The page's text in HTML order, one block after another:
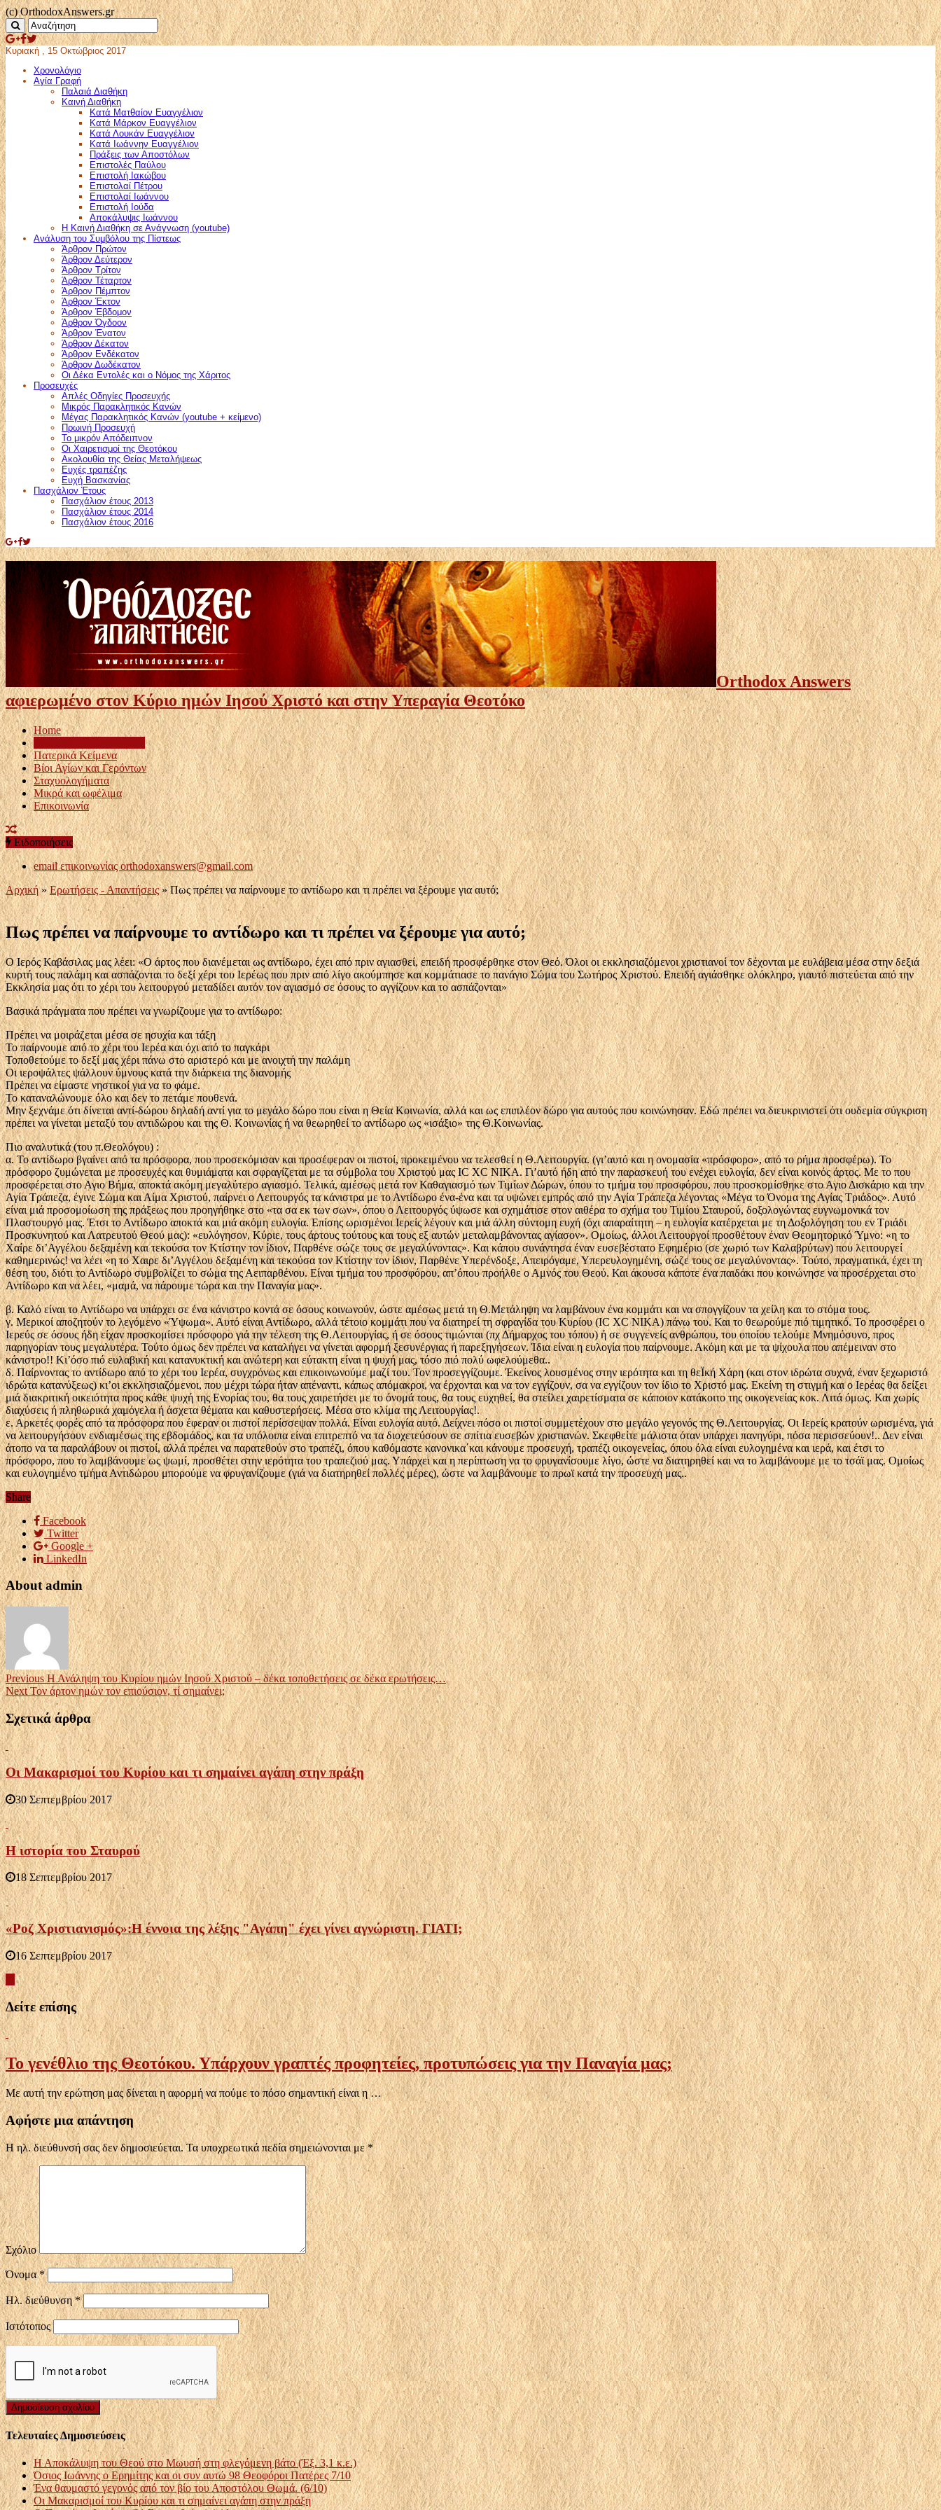
(c) OrthodoxAnswers.gr
Κυριακή , 15 Οκτώβριος 2017
Χρονολόγιο
Αγία Γραφή
Παλαιά Διαθήκη
Καινή Διαθήκη
Κατά Ματθαίον Ευαγγέλιον
Κατά Μάρκον Ευαγγέλιον
Κατά Λουκάν Ευαγγέλιον
Κατά Ιωάννην Ευαγγέλιον
Πράξεις των Αποστόλων
Επιστολές Παύλου
Επιστολή Ιακώβου
Επιστολαί Πέτρου
Επιστολαί Ιωάννου
Επιστολή Ιούδα
Αποκάλυψις Ιωάννου
Η Καινή Διαθήκη σε Ανάγνωση (youtube)
Ανάλυση του Συμβόλου της Πίστεως
Άρθρον Πρώτον
Άρθρον Δεύτερον
Άρθρον Τρίτον
Άρθρον Τέταρτον
Άρθρον Πέμπτον
Άρθρον Έκτον
Άρθρον Έβδομον
Άρθρον Όγδοον
Άρθρον Ένατον
Άρθρον Δέκατον
Άρθρον Ενδέκατον
Άρθρον Δωδέκατον
Οι Δέκα Εντολές και ο Νόμος της Χάριτος
Προσευχές
Απλές Οδηγίες Προσευχής
Μικρός Παρακλητικός Κανών
Μέγας Παρακλητικός Κανών (youtube + κείμενο)
Πρωινή Προσευχή
Το μικρόν Απόδειπνον
Οι Χαιρετισμοί της Θεοτόκου
Ακολουθία της Θείας Μεταλήψεως
Ευχές τραπέζης
Ευχή Βασκανίας
Πασχάλιον Έτους
Πασχάλιον έτους 2013
Πασχάλιον έτους 2014
Πασχάλιον έτους 2016
Orthodox Answers
αφιερωμένο στον Κύριο ημών Ιησού Χριστό και στην Υπεραγία Θεοτόκο
Home
Πατερικά Κείμενα
Βίοι Αγίων και Γερόντων
Σταχυολογήματα
Μικρά και ωφέλιμα
Επικοινωνία
Ειδοποιήσεις
email επικοινωνίαςorthodoxanswers@gmail.com
Αρχική » Ερωτήσεις - Απαντήσεις » Πως πρέπει να παίρνουμε το αντίδωρο και τι πρέπει να ξέρουμε για αυτό;
Πως πρέπει να παίρνουμε το αντίδωρο και τι πρέπει να ξέρουμε για αυτό;
Ο Ιερός Καβάσιλας μας λέει: «Ο άρτος που διανέμεται ως αντίδωρο, έχει από πριν αγιασθεί, επειδή προσφέρθηκε στον Θεό. Όλοι οι εκκλησιαζόμενοι χριστιανοί τον δέχονται με ευλάβεια μέσα στην δεξιά
κυρτή τους παλάμη και ασπάζονται το δεξί χέρι του Ιερέως που πριν από λίγο ακούμπησε και κομμάτιασε το πανάγιο Σώμα του Σωτήρος Χριστού. Επειδή αγιάσθηκε ολόκληρο, γιαυτό πιστεύεται από την
Εκκλησία μας ότι το χέρι του λειτουργού μεταδίδει αυτόν τον αγιασμό σε όσους το αγγίζουν και το ασπάζονται»
Βασικά πράγματα που πρέπει να γνωρίζουμε για το αντίδωρο:
Πρέπει να μοιράζεται μέσα σε ησυχία και τάξη
Το παίρνουμε από το χέρι του Ιερέα και όχι από το παγκάρι
Τοποθετούμε το δεξί μας χέρι πάνω στο αριστερό και με ανοιχτή την παλάμη
Οι ιεροψάλτες ψάλλουν ύμνους κατά την διάρκεια της διανομής
Πρέπει να είμαστε νηστικοί για να το φάμε.
Το καταναλώνουμε όλο και δεν το πετάμε πουθενά.
Μην ξεχνάμε ότι δίνεται αντί-δώρου δηλαδή αντί για το μεγάλο δώρο που είναι η Θεία Κοινωνία, αλλά και ως επιπλέον δώρο για αυτούς που κοινώνησαν. Εδώ πρέπει να διευκρινιστεί ότι ουδεμία σύγκριση
πρέπει να γίνεται μεταξύ του αντιδώρου και της Θ. Κοινωνίας ή να θεωρηθεί το αντίδωρο ως «ισάξιο» της Θ.Κοινωνίας.
Πιο αναλυτικά (του π.Θεολόγου) :
α. Το αντίδωρο βγαίνει από τα πρόσφορα, που προσεκόμισαν και προσέφεραν οι πιστοί, προκειμένου να τελεσθεί η Θ.Λειτουργία. (γι’αυτό και η ονομασία «πρόσφορο», από το ρήμα προσφέρω). Το
πρόσφορο ζυμώνεται με προσευχές και θυμιάματα και σφραγίζεται με τα σύμβολα του Χριστού μας ΙC XC ΝΙΚΑ. Γι’αυτό ήδη από την παρασκευή του ενέχει ευλογία, δεν είναι κοινός άρτος. Με το που
προσφέρεται στο Αγιο Βήμα, αποκτά ακόμη μεγαλύτερο αγιασμό. Τελικά, αμέσως μετά τον Καθαγιασμό των Τιμίων Δώρων, όπου το τμήμα του προσφόρου, που προσκομίσθηκε στο Αγιο Δισκάριο και την
Αγία Τράπεζα, έγινε Σώμα και Αίμα Χριστού, παίρνει ο Λειτουργός τα κάνιστρα με το Αντίδωρο ένα-ένα και τα υψώνει εμπρός από την Αγία Τράπεζα λέγοντας «Μέγα το Όνομα της Αγίας Τριάδος». Αυτό
είναι μιά προσομοίωση της πράξεως που προηγήθηκε στο «τα σα εκ των σων», όπου ο Λειτουργός ύψωσε και σχημάτισε στον αιθέρα το σχήμα του Τιμίου Σταυρού, δοξολογώντας ευγνωμονικά τον
Πλαστουργό μας. Έτσι το Αντίδωρο αποκτά και μιά ακόμη ευλογία. Επίσης ωρισμένοι Ιερείς λέγουν και μιά άλλη σύντομη ευχή (όχι απαραίτητη – η ευλογία κατέρχεται με τη Δοξολόγηση του εν Τριάδι
Προσκυνητού και Λατρευτού Θεού μας): «ευλόγησον, Κύριε, τους άρτους τούτους και τους εξ αυτών μεταλαμβάνοντας αγίασον». Ομοίως, άλλοι Λειτουργοί προσθέτουν έναν Θεομητορικό Ύμνο: «η το
Χαίρε δι’Αγγέλου δεξαμένη και τεκούσα τον Κτίστην τον ίδιον, Παρθένε σώζε τους σε μεγαλύνοντας». Και κάπου συνάντησα έναν ευσεβέστατο Εφημέριο (σε χωριό των Καλαβρύτων) που λειτουργεί
καθημερινώς! να λέει «η το Χαιρε δι’Αγγέλου δεξαμένη και τεκούσα τον Κτίστην τον ίδιον, Παρθένε Υπερένδοξε, Απειρόγαμε, Υπερευλογημένη, σώζε τους σε μεγαλύνοντας». Τούτο, πραγματικά, έχει τη
θέση του, διότι το Αντίδωρο συμβολίζει το σώμα της Αειπαρθένου. Είναι τμήμα του προσφόρου, απ’όπου προήλθε ο Αμνός του Θεού. Και άκουσα κάποτε ένα παιδάκι που κοινώνησε να προσέρχεται στο
Αντίδωρο και να λέει, «μαμά, να πάρουμε τώρα και την Παναγία μας».
β. Καλό είναι το Αντίδωρο να υπάρχει σε ένα κάνιστρο κοντά σε όσους κοινωνούν, ώστε αμέσως μετά τη Θ.Μετάληψη να λαμβάνουν ένα κομμάτι και να σπογγίζουν τα χείλη και το στόμα τους.
γ. Μερικοί αποζητούν το λεγόμενο «Ύψωμα». Αυτό είναι Αντίδωρο, αλλά τέτοιο κομμάτι που να διατηρεί τη σφραγίδα του Κυρίου (IC XC ΝΙΚΑ) πάνω του. Και το θεωρούμε πιό τιμητικό. Το προσφέρει ο
Ιερεύς σε όσους ήδη είχαν προσκομίσει πρόσφορο γιά την τέλεση της Θ.Λειτουργίας, ή σε όσους τιμώνται (πχ Δήμαρχος του τόπου) ή σε συγγενείς ανθρώπου, του οποίου τελούμε Μνημόσυνο, προς
παρηγορίαν τους μεγαλυτέρα. Τούτο όμως δεν πρέπει να καταλήγει να γίνεται αφορμή ξεσυνέργιας ή παρεξηγήσεων. Ίδια είναι η ευλογία που παίρνουμε. Ακόμη και με τα ψίχουλα που απέμειναν στο
κάνιστρο!! Κι’όσο πιό ευλαβική και κατανυκτική και ανώτερη και εύτακτη είναι η ψυχή μας, τόσο πιό πολύ ωφελούμεθα..
δ. Παίρνοντας το αντίδωρο από το χέρι του Ιερέα, συγχρόνως και επικοινωνούμε μαζί του. Τον προσεγγίζουμε. Έκείνος λουσμένος στην ιερότητα και τη θεΪκή Χάρη (και στον ιδρώτα συχνά, έναν ξεχωριστό
ιδρώτα κατανύξεως) κι’οι εκκλησιαζόμενοι, που μέχρι τώρα ήταν απέναντι, κάπως απόμακροι, να έρχονται και να τον εγγίζουν, σα να εγγίζουν τον ίδιο το Χριστό μας. Εκείνη τη στιγμή και ο Ιερέας θα δείξει
μιά διακριτική οικειότητα προς κάθε ψυχή της Ενορίας του, θα τους χαιρετήσει με το όνομά τους, θα τους ευχηθεί, θα στείλει χαιρετίσματα σε κάποιον κατάκοιτο της οικογενείας κοκ. Λιτά όμως. Και χωρίς
διαχύσεις ή πληθωρικά χαμόγελα ή άσχετα θέματα και καθυστερήσεις. Μέσα στο κλίμα της Λειτουργίας!.
ε. Αρκετές φορές από τα πρόσφορα που έφεραν οι πιστοί περίσσεψαν πολλά. Είναι ευλογία αυτό. Δείχνει πόσο οι πιστοί συμμετέχουν στο μεγάλο γεγονός της Θ.Λειτουργίας. Οι Ιερείς κρατούν ωρισμένα, γιά
να λειτουργήσουν ενδιαμέσως της εβδομάδος, και τα υπόλοιπα είναι επιτρεπτό να τα διοχετεύσουν σε σπίτια ευσεβών χριστιανών. Σκεφθείτε μάλιστα όταν υπάρχει πανηγύρι, πόσα περισσεύουν!.. Δεν είναι
άτοπο να τα παραλάβουν οι πιστοί, αλλά πρέπει να παρατεθούν στο τραπέζι, όπου καθόμαστε κανονικα΄και κάνουμε προσευχή, τραπέζι οικογενείας, όπου όλα είναι ευλογημένα και ιερά, και έτσι το
πρόσφορο, που το λαμβάνουμε ως ψωμί, προσθέτει στην ιερότητα του τραπεζιού μας. Υπάρχει και η περίπτωση να το φρυγανίσουμε λίγο, ώστε να διατηρηθεί και να το λαμβάνουμε με το τσάϊ μας. Ομοίως
και ευλογημένο τμήμα Αντιδώρου μπορούμε να φρυγανίζουμε (γιά να διατηρηθεί πολλές μέρες), ώστε να λαμβάνουμε το πρωϊ κατά την προσευχή μας..
Share
Facebook
Twitter
Google +
LinkedIn
About admin
PreviousΗ Ανάληψη του Κυρίου ημών Ιησού Χριστού – δέκα τοποθετήσεις σε δέκα ερωτήσεις…
NextΤον άρτον ημών τον επιούσιον, τί σημαίνει;
Σχετικά άρθρα
Οι Μακαρισμοί του Κυρίου και τι σημαίνει αγάπη στην πράξη
30 Σεπτεμβρίου 2017
Η ιστορία του Σταυρού
18 Σεπτεμβρίου 2017
«Ροζ Χριστιανισμός»:Η έννοια της λέξης "Αγάπη" έχει γίνει αγνώριστη. ΓΙΑΤΙ;
16 Σεπτεμβρίου 2017
Δείτε επίσης
Το γενέθλιο της Θεοτόκου. Υπάρχουν γραπτές προφητείες, προτυπώσεις για την Παναγία μας;
Με αυτή την ερώτηση μας δίνεται η αφορμή να πούμε το πόσο σημαντική είναι η …
Αφήστε μια απάντηση
Η ηλ. διεύθυνσή σας δεν δημοσιεύεται.Τα υποχρεωτικά πεδία σημειώνονται με*
Σχόλιο
Όνομα*
Ηλ. διεύθυνση*
Ιστότοπος
Τελευταίες Δημοσιεύσεις
Η Αποκάλυψη του Θεού στο Μωυσή στη φλεγόμενη βάτο (Έξ. 3,1 κ.ε.)
Όσιος Ιωάννης ο Ερημίτης και οι συν αυτώ 98 Θεοφόροι Πατέρες 7/10
Ένα θαυμαστό γεγονός από τον βίο του Αποστόλου Θωμά. (6/10)
Οι Μακαρισμοί του Κυρίου και τι σημαίνει αγάπη στην πράξη